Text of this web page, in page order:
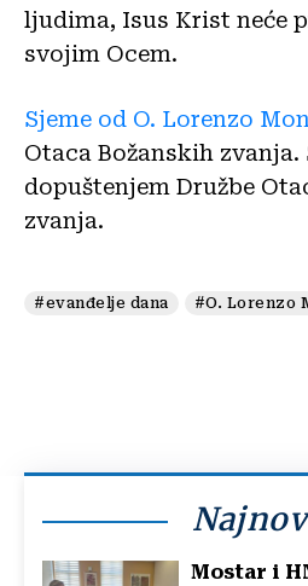
ljudima, Isus Krist neće
svojim Ocem.
Sjeme od O. Lorenzo
Otaca Božanskih zvanja.
dopuštenjem Družbe
zvanja.
#evanđelje dana #O. Lorenzo
Mostar i